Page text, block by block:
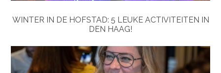
WINTER IN DE HOFSTAD: 5 LEUKE ACTIVITEITEN IN
DEN HAAG!